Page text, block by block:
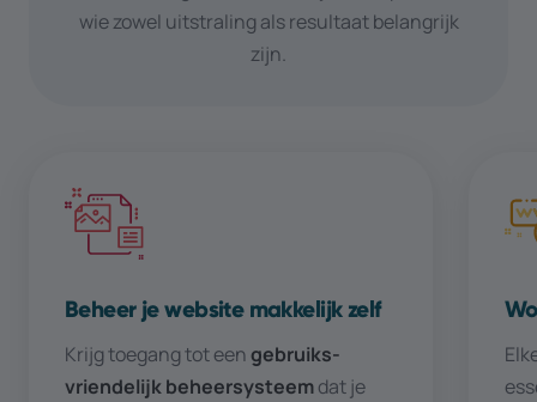
wie zowel uitstraling als resultaat belangrijk
zijn.
Beheer je website makkelijk zelf
Krijg toegang tot eengebruiks­­
vriendelijk beheer­­systeemdat je